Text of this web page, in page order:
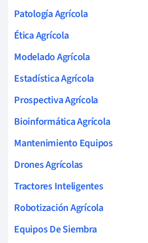
Patología Agrícola
Ética Agrícola
Modelado Agrícola
Estadística Agrícola
Prospectiva Agrícola
Bioinformática Agrícola
Mantenimiento Equipos
Drones Agrícolas
Tractores Inteligentes
Robotización Agrícola
Equipos De Siembra